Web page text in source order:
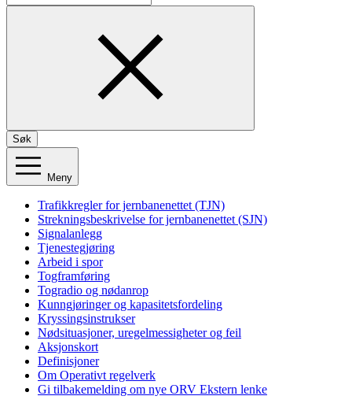
Søk
Meny
Trafikkregler for jernbanenettet (TJN)
Strekningsbeskrivelse for jernbanenettet (SJN)
Signalanlegg
Tjenestegjøring
Arbeid i spor
Togframføring
Togradio og nødanrop
Kunngjøringer og kapasitetsfordeling
Kryssingsinstrukser
Nødsituasjoner, uregelmessigheter og feil
Aksjonskort
Definisjoner
Om Operativt regelverk
Gi tilbakemelding om nye ORV Ekstern lenke